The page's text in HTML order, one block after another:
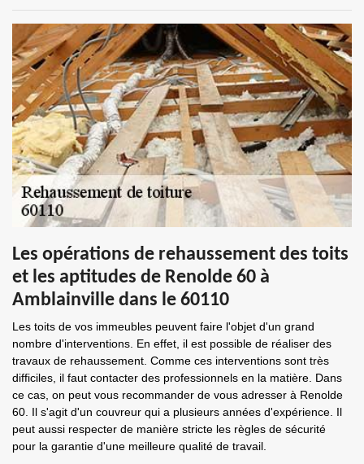
Les opérations de rehaussement des toits
et les aptitudes de Renolde 60 à
Amblainville dans le 60110
Les toits de vos immeubles peuvent faire l'objet d'un grand
nombre d'interventions. En effet, il est possible de réaliser des
travaux de rehaussement. Comme ces interventions sont très
difficiles, il faut contacter des professionnels en la matière. Dans
ce cas, on peut vous recommander de vous adresser à Renolde
60. Il s'agit d'un couvreur qui a plusieurs années d'expérience. Il
peut aussi respecter de manière stricte les règles de sécurité
pour la garantie d'une meilleure qualité de travail.